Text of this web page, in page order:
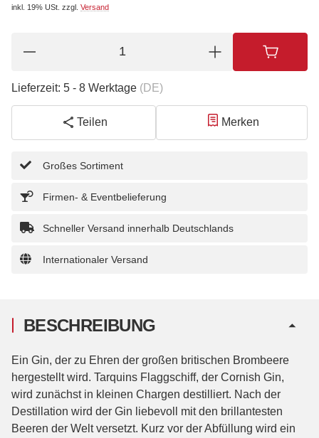
inkl. 19% USt. zzgl. Versand
Lieferzeit: 5 - 8 Werktage (DE)
Teilen Merken
Großes Sortiment
Firmen- & Eventbelieferung
Schneller Versand innerhalb Deutschlands
Internationaler Versand
BESCHREIBUNG
Ein Gin, der zu Ehren der großen britischen Brombeere
hergestellt wird. Tarquins Flaggschiff, der Cornish Gin,
wird zunächst in kleinen Chargen destilliert. Nach der
Destillation wird der Gin liebevoll mit den brillantesten
Beeren der Welt versetzt. Kurz vor der Abfüllung wird ein